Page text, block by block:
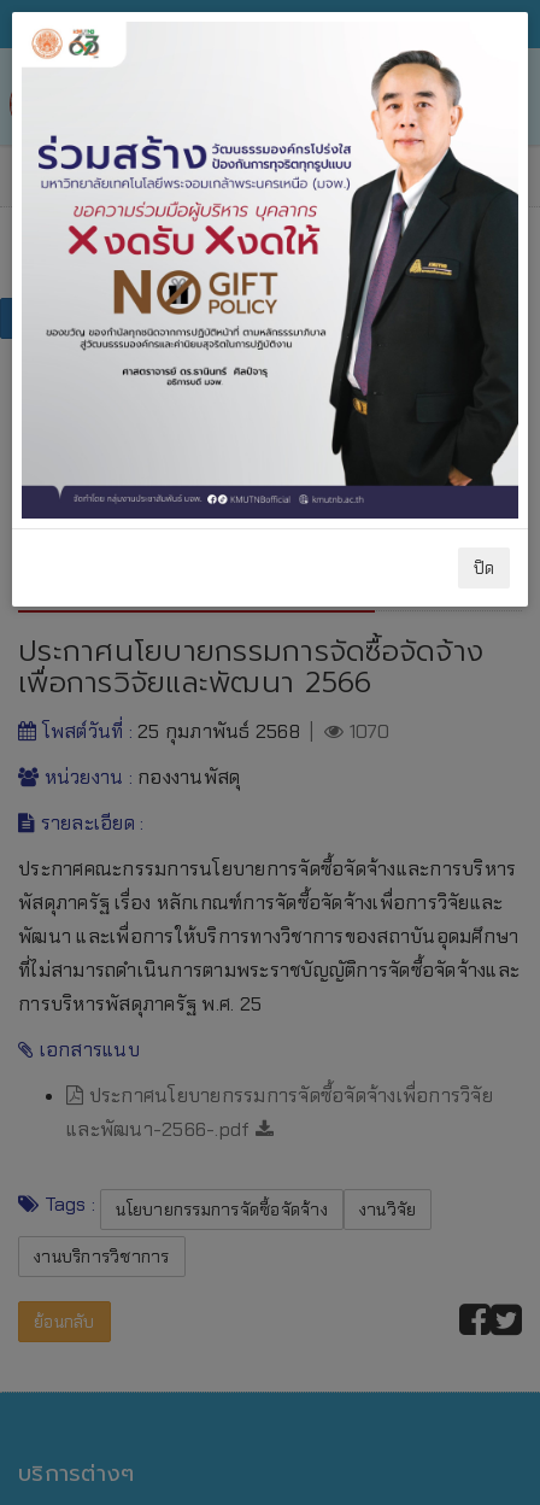
กฎระเบียบ/ข้อบังคับ
กฎระเบียบ/ข้อบังคับ
กฎระเบียบ ข้อบังคับภายนอก
ประกาศนโยบายกรรมการจัดซื้อจัดจ้าง
เพื่อการวิจัยและพัฒนา 2566
โพสต์วันที่ : 25 กุมภาพันธ์ 2568
1070
หน่วยงาน : กองงานพัสดุ
รายละเอียด :
ประกาศคณะกรรมการนโยบายการจัดซื้อจัดจ้างและการบริหาร
พัสดุภาครัฐ เรื่อง หลักเกณฑ์การจัดซื้อจัดจ้างเพื่อการวิจัยและ
พัฒนา และเพื่อการให้บริการทางวิชาการของสถาบันอุดมศึกษา
ที่ไม่สามารถดำเนินการตามพระราชบัญญัติการจัดซื้อจัดจ้างและ
การบริหารพัสดุภาครัฐ พ.ศ. 25
เอกสารแนบ
ประกาศนโยบายกรรมการจัดซื้อจัดจ้างเพื่อการวิจัย
และพัฒนา-2566-.pdf
Tags : นโยบายกรรมการจัดซื้อจัดจ้าง งานวิจัย
งานบริการวิชาการ
ย้อนกลับ
บริการต่างๆ
ปิด